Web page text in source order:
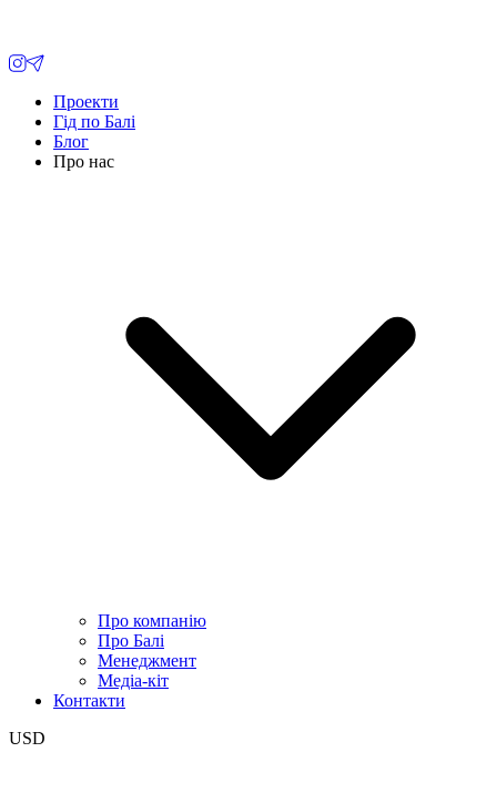
Проекти
Гід по Балі
Блог
Про нас
Про компанію
Про Балі
Менеджмент
Медіа-кіт
Контакти
USD